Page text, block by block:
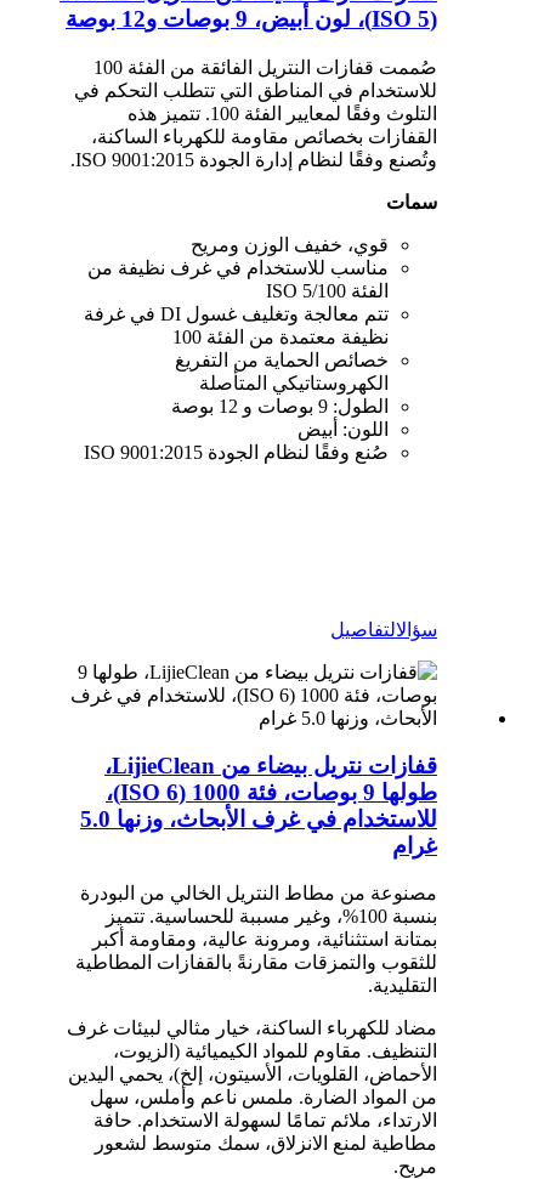
(ISO 5)، لون أبيض، 9 بوصات و12 بوصة
صُممت قفازات النتريل الفائقة من الفئة 100
للاستخدام في المناطق التي تتطلب التحكم في
التلوث وفقًا لمعايير الفئة 100. تتميز هذه
القفازات بخصائص مقاومة للكهرباء الساكنة،
وتُصنع وفقًا لنظام إدارة الجودة ISO 9001:2015.
سمات
قوي، خفيف الوزن ومريح
مناسب للاستخدام في غرف نظيفة من
الفئة 100/ISO 5
تتم معالجة وتغليف غسول DI في غرفة
نظيفة معتمدة من الفئة 100
خصائص الحماية من التفريغ
الكهروستاتيكي المتأصلة
الطول: 9 بوصات و 12 بوصة
اللون: أبيض
صُنع وفقًا لنظام الجودة ISO 9001:2015
سؤالالتفاصيل
قفازات نتريل بيضاء من LijieClean،
طولها 9 بوصات، فئة 1000 (ISO 6)،
للاستخدام في غرف الأبحاث، وزنها 5.0
غرام
مصنوعة من مطاط النتريل الخالي من البودرة
بنسبة 100%، وغير مسببة للحساسية. تتميز
بمتانة استثنائية، ومرونة عالية، ومقاومة أكبر
للثقوب والتمزقات مقارنةً بالقفازات المطاطية
التقليدية.
مضاد للكهرباء الساكنة، خيار مثالي لبيئات غرف
التنظيف. مقاوم للمواد الكيميائية (الزيوت،
الأحماض، القلويات، الأسيتون، إلخ)، يحمي اليدين
من المواد الضارة. ملمس ناعم وأملس، سهل
الارتداء، ملائم تمامًا لسهولة الاستخدام. حافة
مطاطية لمنع الانزلاق، سمك متوسط ​​لشعور
مريح.